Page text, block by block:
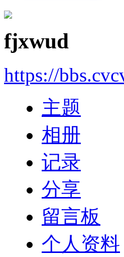
fjxwud
https://
主题
相册
记录
分享
留言板
个人资料